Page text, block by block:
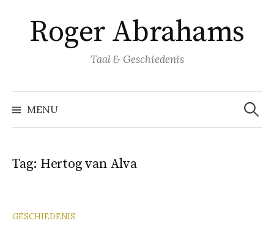
inhoud
springen
Roger Abrahams
Taal & Geschiedenis
MENU
Zoeken
naar:
Tag: Hertog van Alva
GESCHIEDENIS